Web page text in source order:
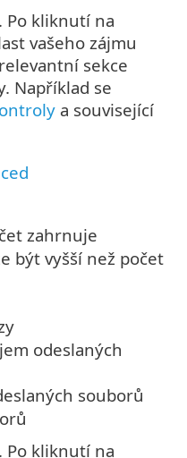
Po kliknutí na
vašeho zájmu
sekce
Například se
a související
zahrnuje
být vyšší než počet
odeslaných
souborů
Po kliknutí na